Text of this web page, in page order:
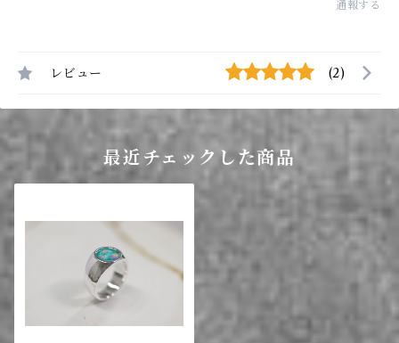
通報する
レビュー (2)
最近チェックした商品